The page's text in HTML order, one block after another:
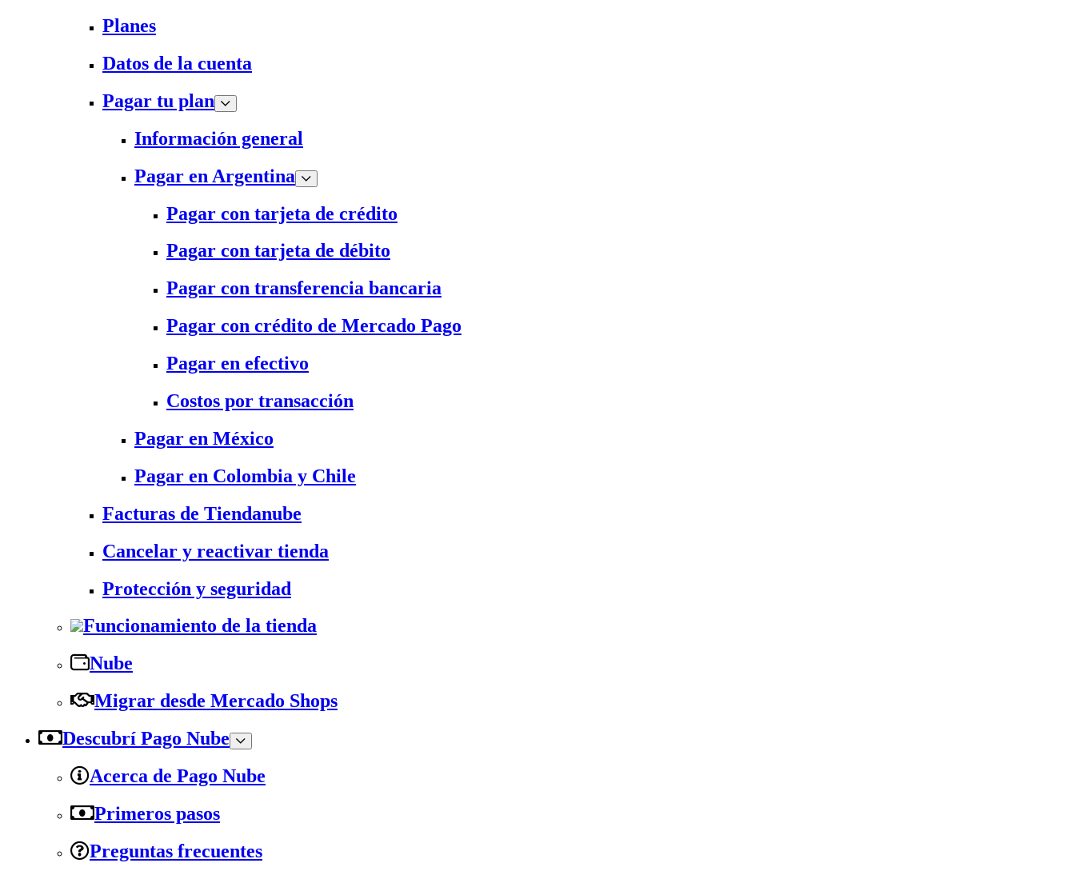
Planes
Datos de la cuenta
Pagar tu plan
Información general
Pagar en Argentina
Pagar con tarjeta de crédito
Pagar con tarjeta de débito
Pagar con transferencia bancaria
Pagar con crédito de Mercado Pago
Pagar en efectivo
Costos por transacción
Pagar en México
Pagar en Colombia y Chile
Facturas de Tiendanube
Cancelar y reactivar tienda
Protección y seguridad
Funcionamiento de la tienda
Nube
Migrar desde Mercado Shops
Descubrí Pago Nube
Acerca de Pago Nube
Primeros pasos
Preguntas frecuentes